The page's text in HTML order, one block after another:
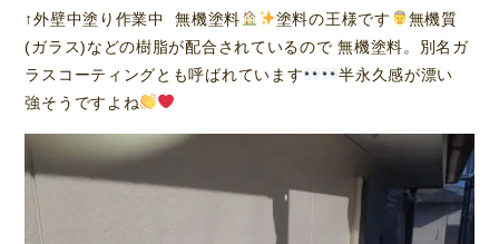
↑外壁中塗り作業中 無機塗料 塗料の王様です
無機質
(ガラス)などの樹脂が配合されているので 無機塗料。別名ガ
ラスコーティングとも呼ばれています
半永久感が漂い
強そうですよね